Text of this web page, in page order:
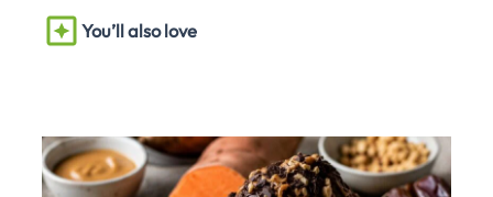
You’ll also love